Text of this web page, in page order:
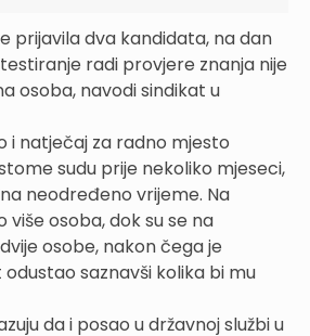
prijavila dva kandidata, na dan
radi provjere znanja nije
osoba, navodi sindikat u
i natječaj za radno mjesto
sudu prije nekoliko mjeseci,
neodređeno vrijeme. Na
više osoba, dok su se na
osobe, nakon čega je
saznavši kolika bi mu
da i posao u državnoj službi u